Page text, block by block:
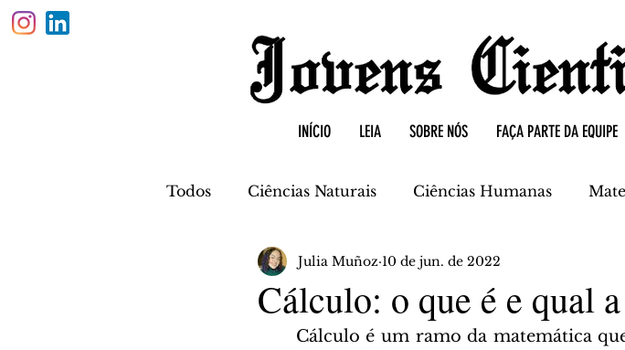
INÍCIO LEIA SOBRE NÓS FAÇA PARTE DA EQUIPE
Todos Ciências Naturais Ciências Humanas
Biologia Química Ciências da Terra
Cálculo: o que é e qual
Julia Muñoz 10 de jun. de 2022